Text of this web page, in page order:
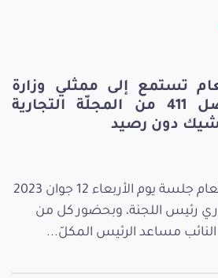
تستمع إلى ممثلي وزارة
العدل حول الفصل 411 من المجلّة التجارية
دون رصيد
عقدت لجنة التشريع العام جلسة يوم الأربعاء 12 جوان 2023
رئيس اللجنة، وبحضور كل من
مساعد الرئيس المكلّ...